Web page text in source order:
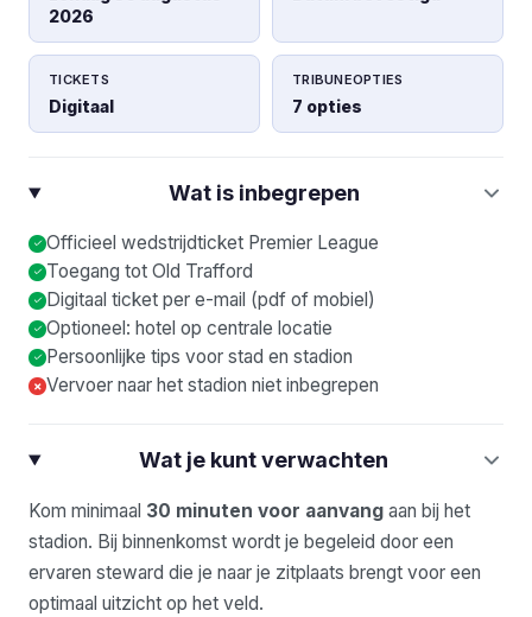
2026
TICKETS
Digitaal
TRIBUNEOPTIES
7 opties
Wat is inbegrepen
Officieel wedstrijdticket Premier League
Toegang tot Old Trafford
Digitaal ticket per e-mail (pdf of mobiel)
Optioneel: hotel op centrale locatie
Persoonlijke tips voor stad en stadion
× Vervoer naar het stadion niet inbegrepen
Wat je kunt verwachten
Kom minimaal 30 minuten voor aanvang aan bij het
stadion. Bij binnenkomst wordt je begeleid door een
ervaren steward die je naar je zitplaats brengt voor een
optimaal uitzicht op het veld.